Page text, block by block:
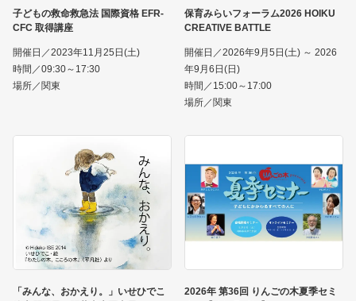
子どもの救命救急法 国際資格 EFR-
CFC 取得講座
開催日／2023年11月25日(土)
時間／09:30～17:30
場所／関東
保育みらいフォーラム2026 HOIKU
CREATIVE BATTLE
開催日／2026年9月5日(土) ～ 2026
年9月6日(日)
時間／15:00～17:00
場所／関東
「みんな、おかえり。」いせひでこ
2026年 第36回 りんごの木夏季セミ